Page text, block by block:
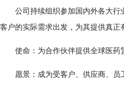
公司持续组织参加国内外各大行
客户的实际需求出发，为其提供真正
使命：为合作伙伴提供全球医药
愿景：成为受客户、供应商、员